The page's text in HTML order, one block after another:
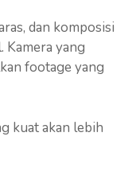
dan komposisi
yang
footage yang
kuat akan lebih